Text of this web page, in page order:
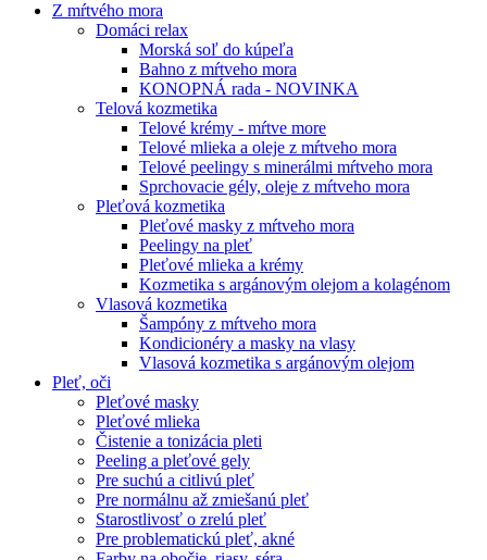
Z mŕtvého mora
Domáci relax
Morská soľ do kúpeľa
Bahno z mŕtveho mora
KONOPNÁ rada - NOVINKA
Telová kozmetika
Telové krémy - mŕtve more
Telové mlieka a oleje z mŕtveho mora
Telové peelingy s minerálmi mŕtveho mora
Sprchovacie gély, oleje z mŕtveho mora
Pleťová kozmetika
Pleťové masky z mŕtveho mora
Peelingy na pleť
Pleťové mlieka a krémy
Kozmetika s argánovým olejom a kolagénom
Vlasová kozmetika
Šampóny z mŕtveho mora
Kondicionéry a masky na vlasy
Vlasová kozmetika s argánovým olejom
Pleť, oči
Pleťové masky
Pleťové mlieka
Čistenie a tonizácia pleti
Peeling a pleťové gely
Pre suchú a citlivú pleť
Pre normálnu až zmiešanú pleť
Starostlivosť o zrelú pleť
Pre problematickú pleť, akné